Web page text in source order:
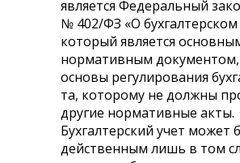
является Федеральный
№ 402/ФЗ «О бухгалтерском
который является
нормативным
основы регулирования
та, которому не должны
другие нормативные акты.
Бухгалтерский учет может
действенным лишь в том